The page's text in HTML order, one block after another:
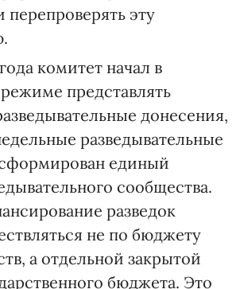
перепроверять эту
комитет начал в
представлять
донесения,
разведывательные
единый
сообщества.
разведок
не по бюджету
а отдельной закрытой
бюджета. Это